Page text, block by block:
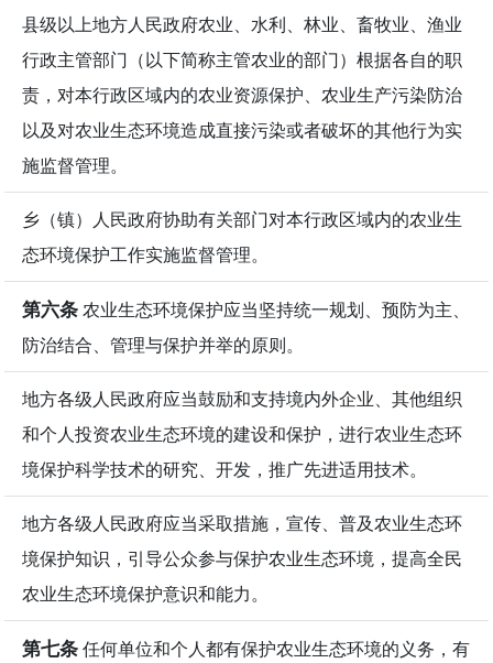
县级以上地方人民政府农业、水利、林业、畜牧业、渔业
行政主管部门（以下简称主管农业的部门）根据各自的职
责，对本行政区域内的农业资源保护、农业生产污染防治
以及对农业生态环境造成直接污染或者破坏的其他行为实
施监督管理。
乡（镇）人民政府协助有关部门对本行政区域内的农业生
态环境保护工作实施监督管理。
第六条农业生态环境保护应当坚持统一规划、预防为主、
防治结合、管理与保护并举的原则。
地方各级人民政府应当鼓励和支持境内外企业、其他组织
和个人投资农业生态环境的建设和保护，进行农业生态环
境保护科学技术的研究、开发，推广先进适用技术。
地方各级人民政府应当采取措施，宣传、普及农业生态环
境保护知识，引导公众参与保护农业生态环境，提高全民
农业生态环境保护意识和能力。
第七条任何单位和个人都有保护农业生态环境的义务，有